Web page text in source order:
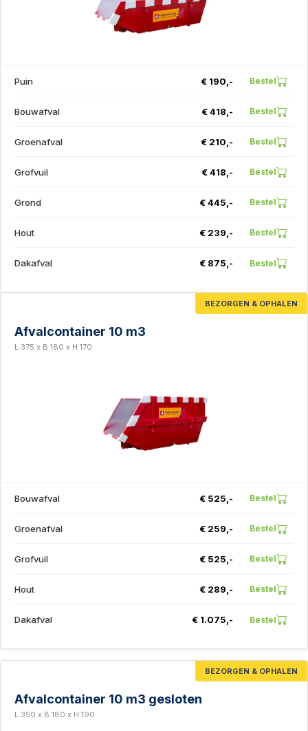
Puin € 190,- Bestel
Bouwafval € 418,- Bestel
Groenafval € 210,- Bestel
Grofvuil € 418,- Bestel
Grond € 445,- Bestel
Hout € 239,- Bestel
Dakafval € 875,- Bestel
BEZORGEN & OPHALEN
Afvalcontainer 10 m3
L 375 x B 180 x H 170
Bouwafval € 525,- Bestel
Groenafval € 259,- Bestel
Grofvuil € 525,- Bestel
Hout € 289,- Bestel
Dakafval € 1.075,- Bestel
BEZORGEN & OPHALEN
Afvalcontainer 10 m3 gesloten
L 350 x B 180 x H 190